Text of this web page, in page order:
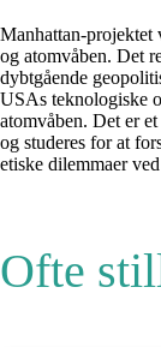
Manhattan-projektet
og atomvåben. Det
dybtgående
USAs teknologiske
atomvåben. Det er
og studeres for at
etiske dilemmaer
Ofte